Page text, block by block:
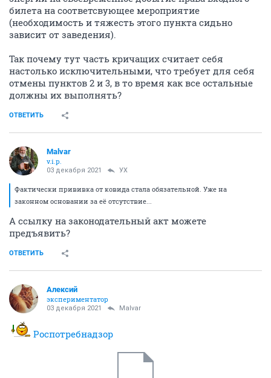
билета на соответсвующее мероприятие
(необходимость и тяжесть этого пункта сидьно
зависит от заведения).
Так почему тут часть кричащих считает себя
настолько исключительными, что требует для себя
отмены пунктов 2 и 3, в то время как все остальные
должны их выполнять?
ОТВЕТИТЬ
Malvar
v.i.p.
03 декабря 2021 УХ
Фактически прививка от ковида стала обязательной. Уже на
законном основании за её отсутствие...
А ссылку на законодательный акт можете
предъявить?
ОТВЕТИТЬ
Алексий
экспериментатор
03 декабря 2021 Malvar
Роспотребнадзор